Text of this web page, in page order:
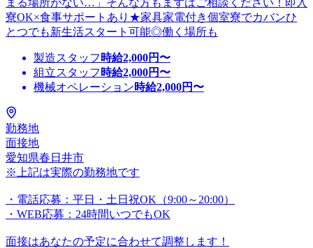
寮OK×食事サポートあり★家具家電付き個室寮でカバンひ
とつでも新生活スタート可能◎働く場所も
製造スタッフ 時給2,000円〜
組立スタッフ 時給2,000円〜
機械オペレーション時給2,000円〜
勤務地
面接地
愛知県春日井市
※上記は実際の勤務地です
・電話応募：平日・土日祝OK（9:00～20:00）
・WEB応募：24時間いつでもOK
面接はあなたの予定に合わせて調整します！